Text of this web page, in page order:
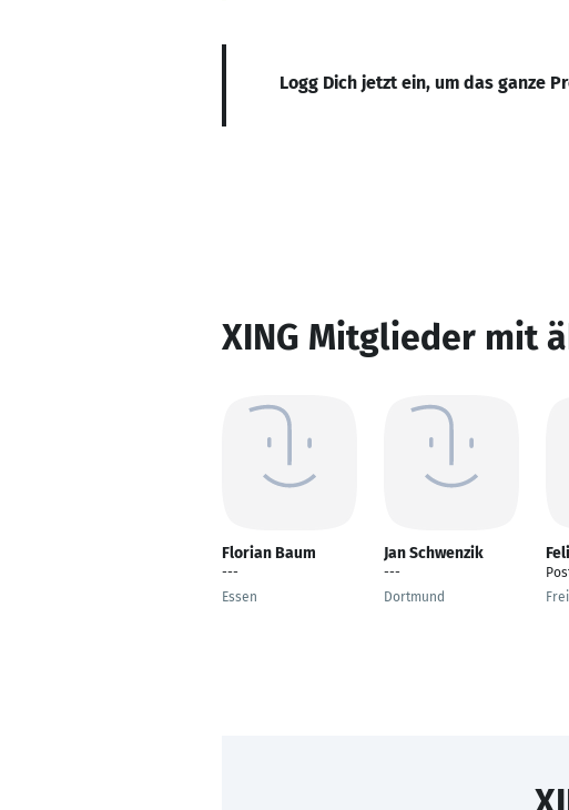
Logg Dich jetzt ein, um das ganze
XING Mitglieder mit
Florian Baum
---
Essen
Jan Schwenzik
---
Dortmund